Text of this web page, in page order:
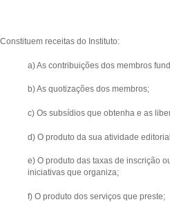
Constituem receitas do Instituto:
a) As contribuições dos membros
b) As quotizações dos membros;
c) Os subsídios que obtenha e as
d) O produto da sua atividade
e) O produto das taxas de inscrição
iniciativas que organiza;
f) O produto dos serviços que preste;